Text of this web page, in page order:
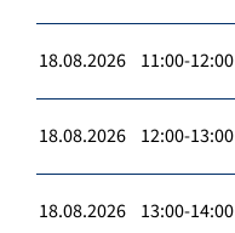
18.08.2026 11:00-12:00
18.08.2026 12:00-13:00
18.08.2026 13:00-14:00